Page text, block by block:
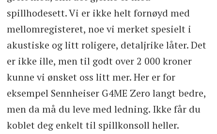
spillhodesett. Vi er ikke helt fornøyd med
mellomregisteret, noe vi merket spesielt i
akustiske og litt roligere, detaljrike låter. Det
er ikke ille, men til godt over 2 000 kroner
kunne vi ønsket oss litt mer. Her er for
eksempel Sennheiser G4ME Zero langt bedre,
men da må du leve med ledning. Ikke får du
koblet deg enkelt til spillkonsoll heller.